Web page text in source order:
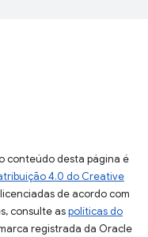
conteúdo desta página é
4.0 do Creative
de acordo com
consulte aspolíticas do
registrada da Oracle